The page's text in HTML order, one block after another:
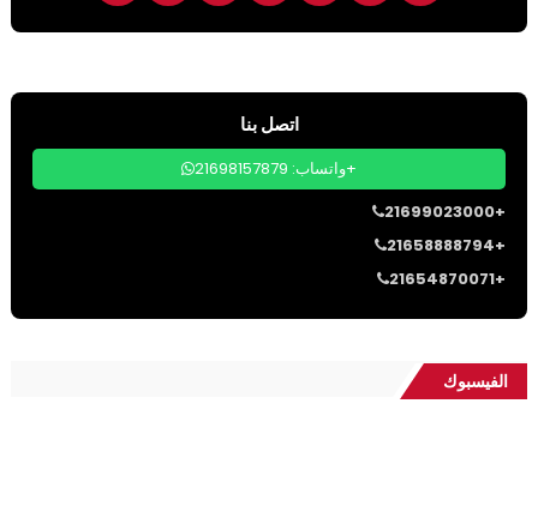
اتصل بنا
واتساب: 21698157879+
21699023000+
21658888794+
21654870071+
الفيسبوك